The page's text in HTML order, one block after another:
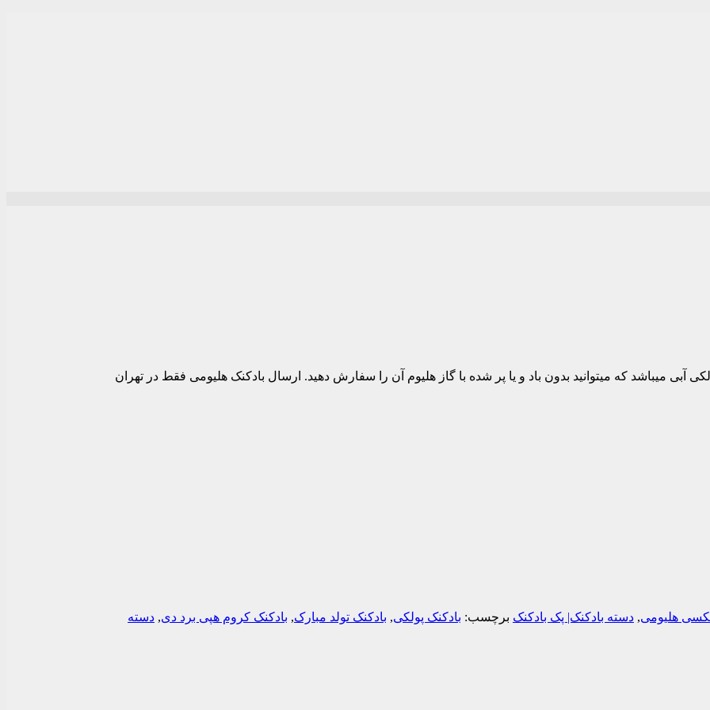
بادکنک کروم هپی برد دی آبی و 5عدد بادکنک پولکی آبی میباشد که میتوانید بدون باد و یا پر شده با گاز هلیوم آن را سفارش دهید. ارسال بادکنک هلیومی فقط در تهران
هلیومی, دسته بادکنک| پک بادکنک برچسب: بادکنک پولکی, بادکنک تولد مبارک, بادکنک کروم هپی برد دی, دسته